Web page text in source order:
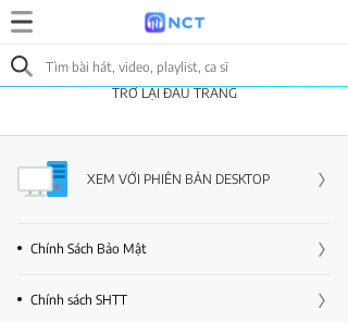
TRỞ LẠI ĐẦU TRANG
XEM VỚI PHIÊN BẢN DESKTOP
Chính Sách Bảo Mật
Chính sách SHTT